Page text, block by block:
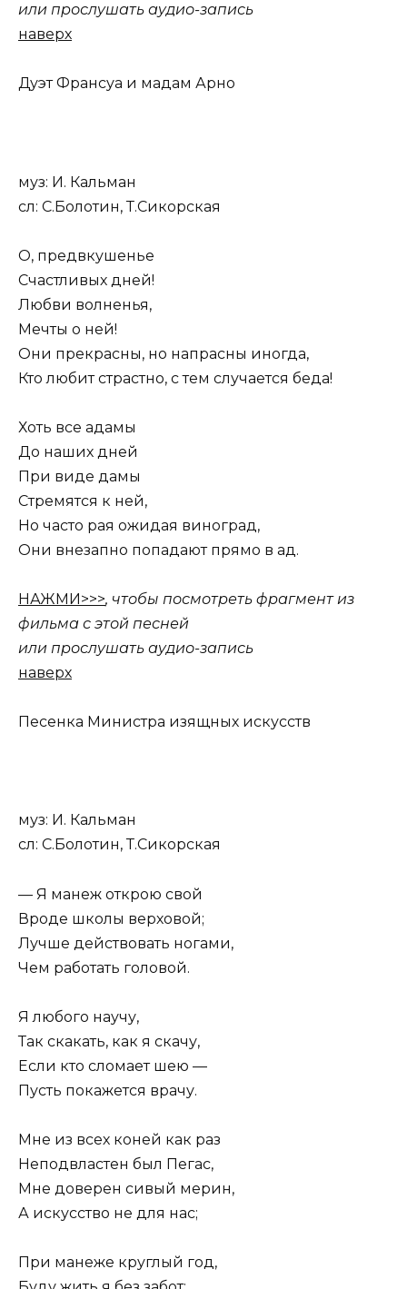
или прослушать аудио-запись
наверх
Дуэт Франсуа и мадам Арно
муз: И. Кальман
сл: С.Болотин, Т.Сикорская
О, предвкушенье
Счастливых дней!
Любви волненья,
Мечты о ней!
Они прекрасны, но напрасны иногда,
Кто любит страстно, с тем случается беда!
Хоть все адамы
До наших дней
При виде дамы
Стремятся к ней,
Но часто рая ожидая виноград,
Они внезапно попадают прямо в ад.
НАЖМИ>>>, чтобы посмотреть фрагмент из
фильма с этой песней
или прослушать аудио-запись
наверх
Песенка Министра изящных искусств
муз: И. Кальман
сл: С.Болотин, Т.Сикорская
— Я манеж открою свой
Вроде школы верховой;
Лучше действовать ногами,
Чем работать головой.
Я любого научу,
Так скакать, как я скачу,
Если кто сломает шею —
Пусть покажется врачу.
Мне из всех коней как раз
Неподвластен был Пегас,
Мне доверен сивый мерин,
А искусство не для нас;
При манеже круглый год,